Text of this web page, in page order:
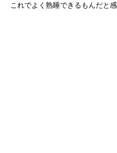
これでよく熟睡できるもんだと